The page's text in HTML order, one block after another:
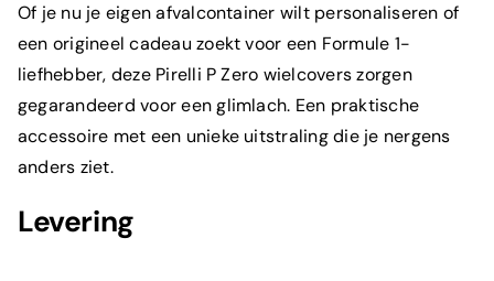
Of je nu je eigen afvalcontainer wilt personaliseren of
een origineel cadeau zoekt voor een Formule 1-
liefhebber, deze Pirelli P Zero wielcovers zorgen
gegarandeerd voor een glimlach. Een praktische
accessoire met een unieke uitstraling die je nergens
anders ziet.
Levering